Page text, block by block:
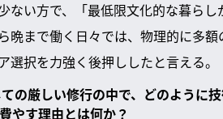
ない方で、「最低限文化的な暮ら
晩まで働く日々では、物理的に多
選択を力強く後押ししたと言える。
の厳しい修行の中で、どのように
やす理由とは何か？